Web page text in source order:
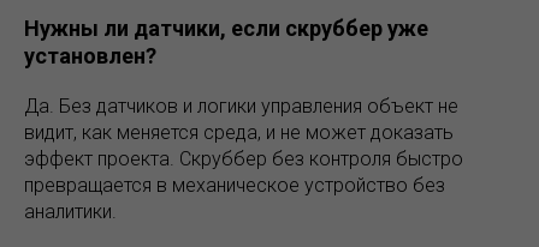
Нужны ли датчики, если скруббер уже
установлен?
Да. Без датчиков и логики управления объект не
видит, как меняется среда, и не может доказать
эффект проекта. Скруббер без контроля быстро
превращается в механическое устройство без
аналитики.